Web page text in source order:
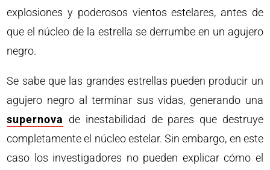
explosiones y poderosos vientos estelares, antes de
que el núcleo de la estrella se derrumbe en un agujero
negro.
Se sabe que las grandes estrellas pueden producir un
agujero negro al terminar sus vidas, generando una
supernova de inestabilidad de pares que destruye
completamente el núcleo estelar. Sin embargo, en este
caso los investigadores no pueden explicar cómo el